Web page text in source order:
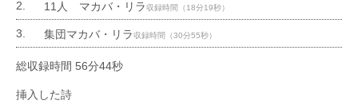
11人 マカバ・リラ収録時間（18分19秒）
集団マカバ・リラ収録時間（30分55秒）
総収録時間 56分44秒
挿入した詩